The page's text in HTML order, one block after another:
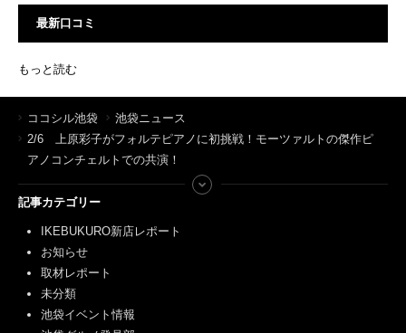
最新口コミ
もっと読む
ココシル池袋
池袋ニュース
2/6 上原彩子がフォルテピアノに初挑戦！モーツァルトの傑作ピ
アノコンチェルトでの共演！
記事カテゴリー
IKEBUKURO新店レポート
お知らせ
取材レポート
未分類
池袋イベント情報